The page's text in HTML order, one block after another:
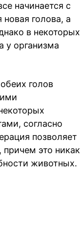
начинается с
новая голова, а
в некоторых
у организма
голов
согласно
позволяет
это никак
животных.